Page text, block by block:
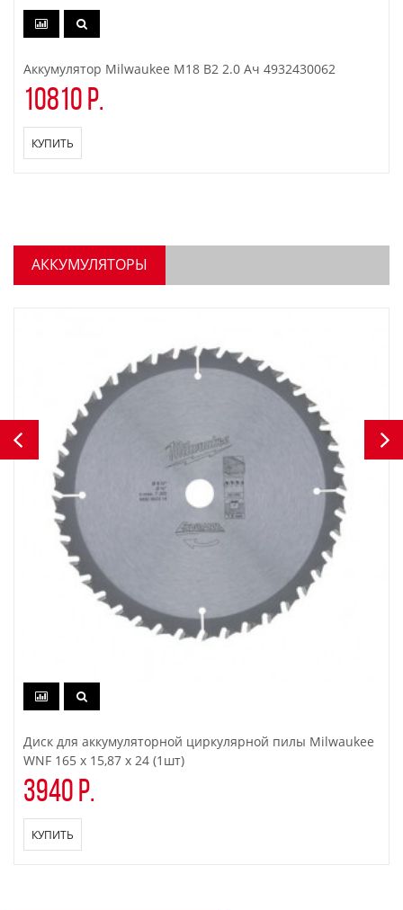
Аккумулятор Milwaukee M18 B2 2.0 Ач 4932430062
10810 р.
КУПИТЬ
АККУМУЛЯТОРЫ
Диск для аккумуляторной циркулярной пилы Milwaukee
WNF 165 x 15,87 x 24 (1шт)
3940 р.
КУПИТЬ